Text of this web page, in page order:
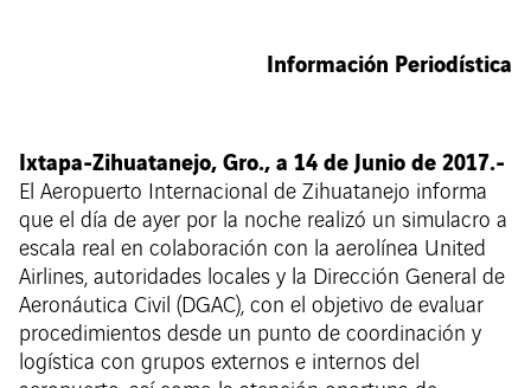
Información Periodística
Ixtapa-Zihuatanejo, Gro., a 14 de Junio de 2017.-
El Aeropuerto Internacional de Zihuatanejo informa
que el día de ayer por la noche realizó un simulacro a
escala real en colaboración con la aerolínea United
Airlines, autoridades locales y la Dirección General de
Aeronáutica Civil (DGAC), con el objetivo de evaluar
procedimientos desde un punto de coordinación y
logística con grupos externos e internos del